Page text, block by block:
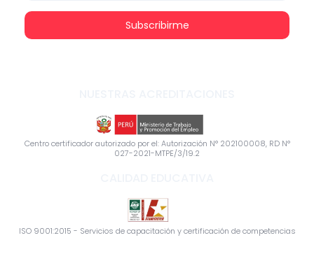
Subscribirme
Centro certificador autorizado por el: Autorización N° 202100008, RD N°
027-2021-MTPE/3/19.2
ISO 9001:2015 - Servicios de capacitación y certificación de competencias